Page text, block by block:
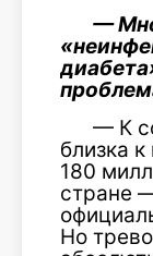
—
— К
близка
180
стране
Но